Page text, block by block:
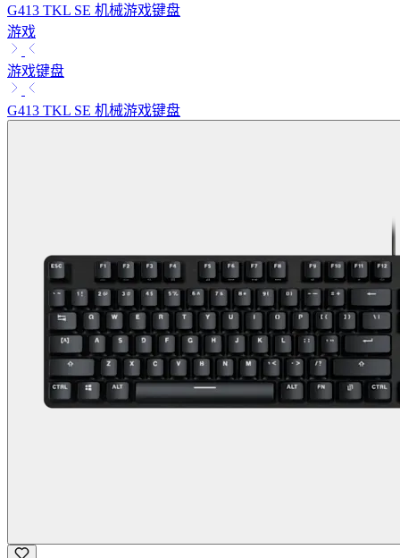
G413 TKL SE 机械游戏键盘
游戏
游戏键盘
G413 TKL SE 机械游戏键盘